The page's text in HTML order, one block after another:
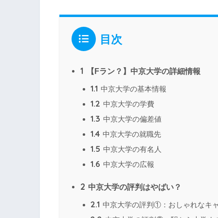
目次
1 【Fラン？】中京大学の詳細情報
1.1 中京大学の基本情報
1.2 中京大学の学費
1.3 中京大学の偏差値
1.4 中京大学の就職先
1.5 中京大学の有名人
1.6 中京大学の広報
2 中京大学の評判はやばい？
2.1 中京大学の評判①：おしゃれなキ